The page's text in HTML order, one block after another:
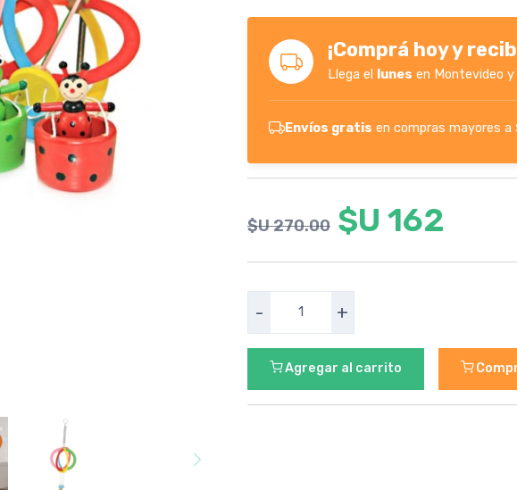
¡Comprá hoy y
Llega el lunes en Montevideo y
Envíos gratis en compras mayores a
$U 270.00 $U 162
- +
Agregar al carrito